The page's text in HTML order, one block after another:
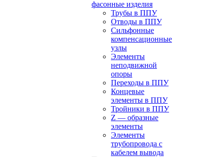
фасонные изделия
Трубы в ППУ
Отводы в ППУ
Сильфонные
компенсационные
узлы
Элементы
неподвижной
опоры
Переходы в ППУ
Концевые
элементы в ППУ
Тройники в ППУ
Z — образные
элементы
Элементы
трубопровода с
кабелем вывода